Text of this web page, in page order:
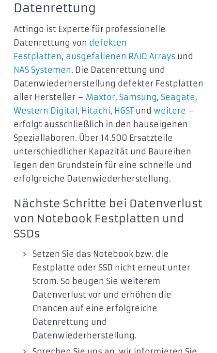
Datenrettung
Attingo ist Experte für professionelle
Datenrettung von defekten
Festplatten, ausgefallenen RAID Arrays und
NAS Systemen. Die Datenrettung und
Datenwiederherstellung defekter Festplatten
aller Hersteller – Maxtor, Samsung, Seagate,
Western Digital , Hitachi, HGST und weitere –
erfolgt ausschließlich in den hauseigenen
Speziallaboren. Über 14.500 Ersatzteile
unterschiedlicher Kapazität und Baureihen
legen den Grundstein für eine schnelle und
erfolgreiche Datenwiederherstellung.
Nächste Schritte bei Datenverlust
von Notebook Festplatten und
SSDs
Setzen Sie das Notebook bzw. die
Festplatte oder SSD nicht erneut unter
Strom. So beugen Sie weiterem
Datenverlust vor und erhöhen die
Chancen auf eine erfolgreiche
Datenrettung und
Datenwiederherstellung.